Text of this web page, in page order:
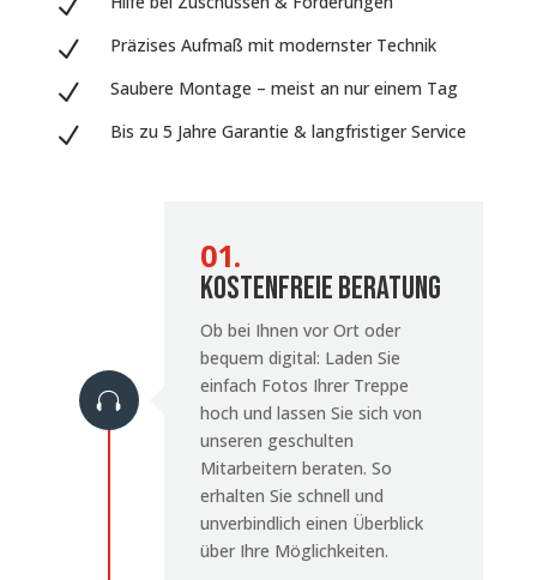
N
N Präzises Aufmaß mit modernster Technik
N Saubere Montage – meist an nur einem Tag
N Bis zu 5 Jahre Garantie & langfristiger Service

01.
Kostenfreie Beratung
Ob bei Ihnen vor Ort oder
bequem digital: Laden Sie
einfach Fotos Ihrer Treppe
hoch und lassen Sie sich von
unseren geschulten
Mitarbeitern beraten. So
erhalten Sie schnell und
unverbindlich einen Überblick
über Ihre Möglichkeiten.